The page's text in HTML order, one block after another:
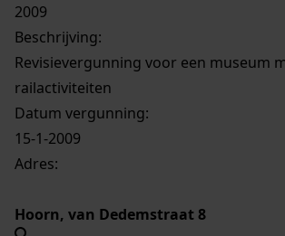
2009
Beschrijving:
Revisievergunning voor een museum
railactiviteiten
Datum vergunning:
15-1-2009
Adres:
Hoorn, van Dedemstraat 8